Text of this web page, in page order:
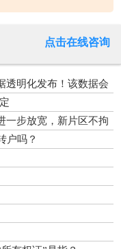
点击在线咨询
透明化发布！该数据会
一步放宽，新片区不拘
户吗？